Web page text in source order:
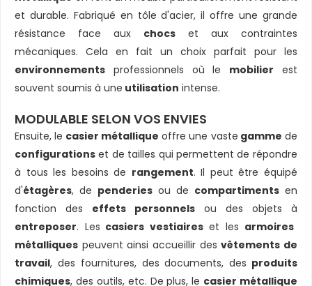
et durable. Fabriqué en tôle d'acier, il offre une grande
résistance face aux chocs et aux contraintes
mécaniques. Cela en fait un choix parfait pour les
environnements professionnels où le mobilier est
souvent soumis à une utilisation intense.
MODULABLE SELON VOS ENVIES
Ensuite, le casier métallique offre une vaste gamme de
configurations et de tailles qui permettent de répondre
à tous les besoins de rangement. Il peut être équipé
d'étagères, de penderies ou de compartiments en
fonction des effets personnels ou des objets à
entreposer. Les casiers vestiaireset les armoires
métalliques peuvent ainsi accueillir desvêtements de
travail, des fournitures, des documents, des produits
chimiques, des outils, etc. De plus, le casier métallique